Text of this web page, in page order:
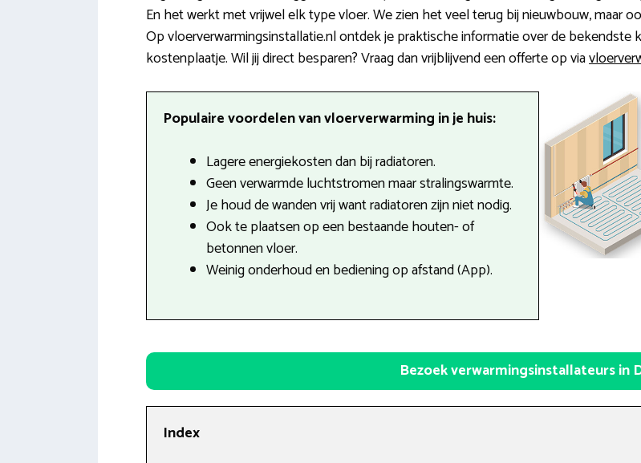
En het werkt met vrijwel elk type vloer. We zien het veel terug bij nieuwbouw, maar
Op vloerverwarmingsinstallatie.nl ontdek je praktische informatie over de
kostenplaatje. Wil jij direct besparen? Vraag dan vrijblijvend een offerte op via
Populaire voordelen van vloerverwarming in je huis:
Lagere energiekosten dan bij radiatoren.
Geen verwarmde luchtstromen maar stralingswarmte.
Je houd de wanden vrij want radiatoren zijn niet nodig.
Ook te plaatsen op een bestaande houten- of
betonnen vloer.
Weinig onderhoud en bediening op afstand (App).
Bezoek verwarmingsinstallateurs in
Index